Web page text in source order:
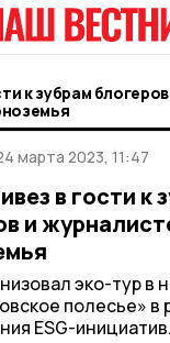
к зубрам
марта 2023, 11:47
в гости к
и
эко-тур в
полесье» в
ESG-